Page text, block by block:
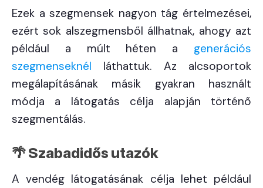
Ezek a szegmensek nagyon tág értelmezései,
ezért sok alszegmensből állhatnak, ahogy azt
például a múlt héten a generációs
szegmenseknél láthattuk. Az alcsoportok
megálapításának másik gyakran használt
módja a látogatás célja alapján történő
szegmentálás.
🌴 Szabadidős utazók
A vendég látogatásának célja lehet például